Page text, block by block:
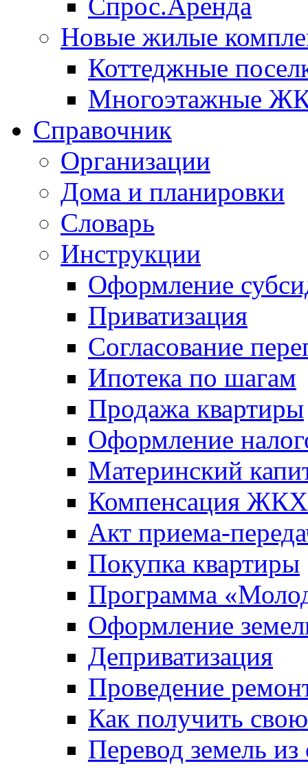
Спрос.Аренда
Новые жилые
Коттеджные
Многоэтажные
Справочник
Организации
Дома и планировки
Словарь
Инструкции
Оформление
Приватизация
Согласование
Ипотека по шагам
Продажа квартиры
Оформление
Материнский
Компенсация ЖКХ
Акт приема-
Покупка квартиры
Программа
Оформление
Деприватизация
Проведение
Как получить
Перевод земель